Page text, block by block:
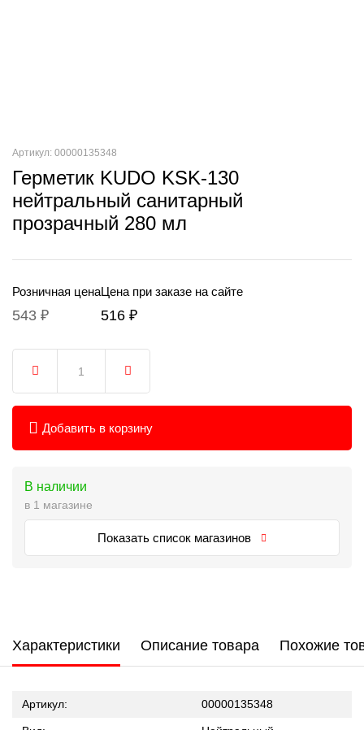
Артикул: 00000135348
Герметик KUDO KSK-130
нейтральный санитарный
прозрачный 280 мл
Розничная цена
543 ₽
Цена при заказе на сайте
516 ₽
Добавить в корзину
В наличии
в 1 магазине
Показать список магазинов
Характеристики Описание товара Похожие
Артикул: 00000135348